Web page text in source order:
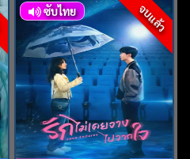
จบแล้ว
ซับไทย